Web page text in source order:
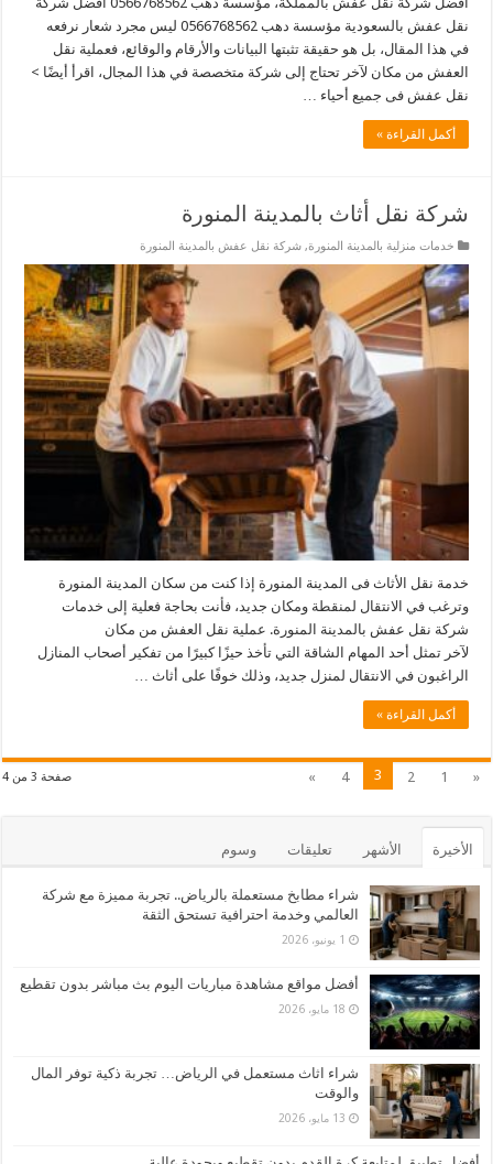
نقل عفش بالسعودية مؤسسة دهب 0566768562 ليس مجرد شعار نرفعه
في هذا المقال، بل هو حقيقة تثبتها البيانات والأرقام والوقائع، فعملية نقل
العفش من مكان لآخر تحتاج إلى شركة متخصصة في هذا المجال، اقرأ أيضًا >
نقل عفش فى جميع أحياء …
أكمل القراءة »
شركة نقل أثاث بالمدينة المنورة
خدمات منزلية بالمدينة المنورة,شركة نقل عفش بالمدينة المنورة
خدمة نقل الأثاث فى المدينة المنورة إذا كنت من سكان المدينة المنورة
وترغب في الانتقال لمنقطة ومكان جديد، فأنت بحاجة فعلية إلى خدمات
شركة نقل عفش بالمدينة المنورة. عملية نقل العفش من مكان
لآخر تمثل أحد المهام الشاقة التي تأخذ حيزًا كبيرًا من تفكير أصحاب المنازل
الراغبون في الانتقال لمنزل جديد، وذلك خوفًا على أثاث …
أكمل القراءة »
صفحة 3 من 4 «
1
2
3
4
»
الأخيرة الأشهر تعليقات وسوم
شراء مطابخ مستعملة بالرياض.. تجربة مميزة مع شركة
العالمي وخدمة احترافية تستحق الثقة
1 يونيو، 2026
أفضل مواقع مشاهدة مباريات اليوم بث مباشر بدون تقطيع
18 مايو، 2026
شراء اثاث مستعمل في الرياض… تجربة ذكية توفر المال
والوقت
13 مايو، 2026